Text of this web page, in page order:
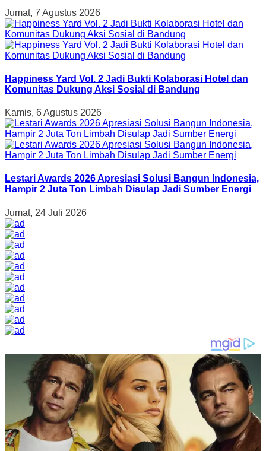
Jumat, 7 Agustus 2026
Happiness Yard Vol. 2 Jadi Bukti Kolaborasi Hotel dan
Komunitas Dukung Aksi Sosial di Bandung
Kamis, 6 Agustus 2026
Lestari Awards 2026 Apresiasi Solusi Bangun Indonesia,
Hampir 2 Juta Ton Limbah Disulap Jadi Sumber Energi
Jumat, 24 Juli 2026